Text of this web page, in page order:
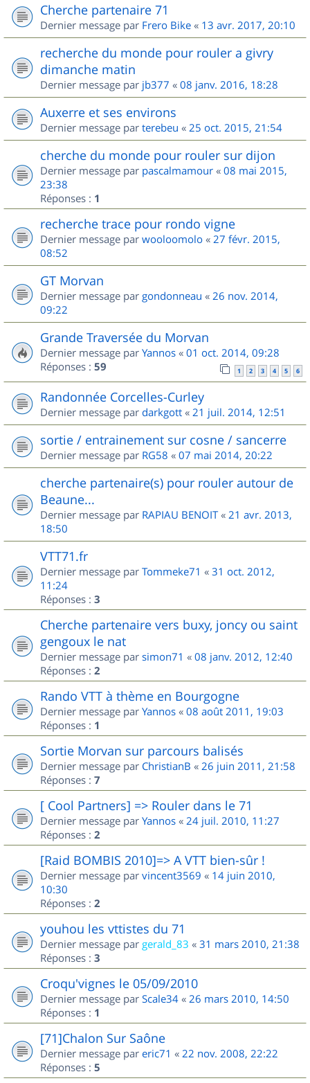
Cherche partenaire 71
Dernier message par Frero Bike « 13 avr. 2017, 20:10
recherche du monde pour rouler a givry
dimanche matin
Dernier message par jb377 « 08 janv. 2016, 18:28
Auxerre et ses environs
Dernier message par terebeu « 25 oct. 2015, 21:54
cherche du monde pour rouler sur dijon
Dernier message par pascalmamour « 08 mai 2015,
23:38
Réponses : 1
recherche trace pour rondo vigne
Dernier message par wooloomolo « 27 févr. 2015,
08:52
GT Morvan
Dernier message par gondonneau « 26 nov. 2014,
09:22
Grande Traversée du Morvan
Dernier message par Yannos « 01 oct. 2014, 09:28
Réponses : 59 1 2 3 4 5 6
Randonnée Corcelles-Curley
Dernier message par darkgott « 21 juil. 2014, 12:51
sortie / entrainement sur cosne / sancerre
Dernier message par RG58 « 07 mai 2014, 20:22
cherche partenaire(s) pour rouler autour de
Beaune...
Dernier message par RAPIAU BENOIT« 21 avr. 2013,
18:50
VTT71.fr
Dernier message par Tommeke71 « 31 oct. 2012,
11:24
Réponses : 3
Cherche partenaire vers buxy, joncy ou saint
gengoux le nat
Dernier message par simon71 « 08 janv. 2012, 12:40
Réponses : 2
Rando VTT à thème en Bourgogne
Dernier message par Yannos « 08 août 2011, 19:03
Réponses : 1
Sortie Morvan sur parcours balisés
Dernier message par ChristianB « 26 juin 2011, 21:58
Réponses : 7
[ Cool Partners] => Rouler dans le 71
Dernier message par Yannos « 24 juil. 2010, 11:27
Réponses : 2
[Raid BOMBIS 2010]=> A VTT bien-sûr !
Dernier message par vincent3569 « 14 juin 2010,
10:30
Réponses : 2
youhou les vttistes du 71
Dernier message par gerald_83 « 31 mars 2010, 21:38
Réponses : 3
Croqu'vignes le 05/09/2010
Dernier message par Scale34 « 26 mars 2010, 14:50
Réponses : 1
[71]Chalon Sur Saône
Dernier message par eric71 « 22 nov. 2008, 22:22
Réponses : 5